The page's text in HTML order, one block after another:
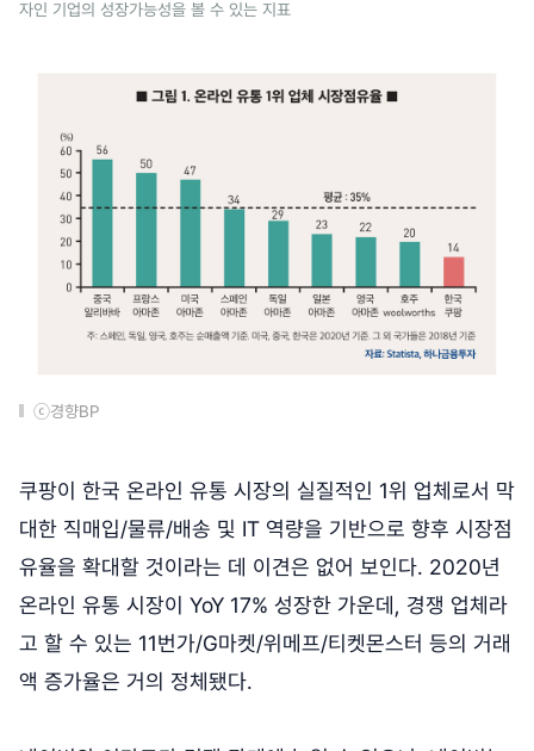
자인 기업의 성장가능성을 볼 수 있는 지표
ⓒ경향BP
쿠팡이 한국 온라인 유통 시장의 실질적인 1위 업체로서 막
대한 직매입/물류/배송 및 IT 역량을 기반으로 향후 시장점
유율을 확대할 것이라는 데 이견은 없어 보인다. 2020년
온라인 유통 시장이 YoY 17% 성장한 가운데, 경쟁 업체라
고 할 수 있는 11번가/G마켓/위메프/티켓몬스터 등의 거래
액 증가율은 거의 정체됐다.